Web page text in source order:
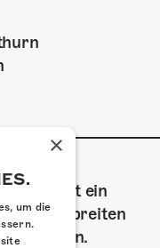
verwöhnt ein
einem breiten
Preisen.
×
um die